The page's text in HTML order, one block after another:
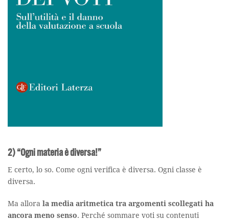
2) “Ogni materia è diversa!”
E certo, lo so. Come ogni verifica è diversa. Ogni classe è
diversa.
Ma allora la media aritmetica tra argomenti scollegati ha
ancora meno senso. Perché sommare voti su contenuti